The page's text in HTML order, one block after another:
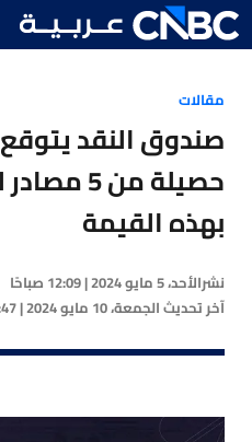
مقالات
صندوق النقد
حصيلة من
بهذه القيمة
نشرالأحد، 5 مايو 2024 | 12:09 صباحًا
آخر تحديثالجمعة، 10 مايو 2024 | 7:47 صباحًا